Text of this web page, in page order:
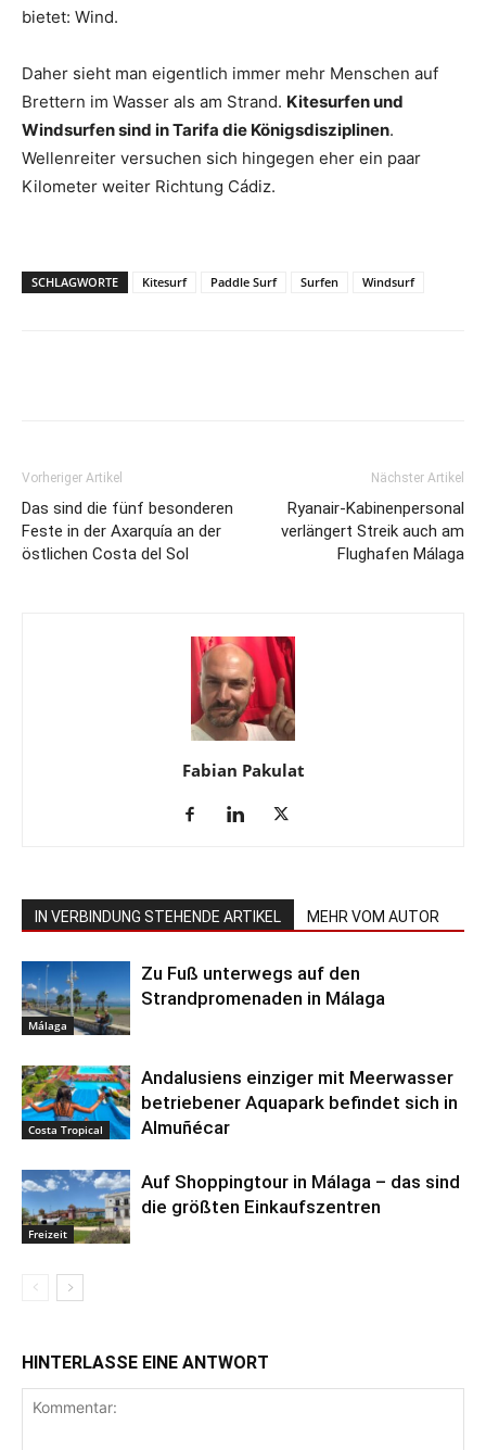
bietet: Wind.
Daher sieht man eigentlich immer mehr Menschen auf
Brettern im Wasser als am Strand. Kitesurfen und
Windsurfen sind in Tarifa die Königsdisziplinen.
Wellenreiter versuchen sich hingegen eher ein paar
Kilometer weiter Richtung Cádiz.
SCHLAGWORTE Kitesurf Paddle Surf Surfen Windsurf
Vorheriger Artikel
Das sind die fünf besonderen
Feste in der Axarquía an der
östlichen Costa del Sol
Nächster Artikel
Ryanair-Kabinenpersonal
verlängert Streik auch am
Flughafen Málaga
Fabian Pakulat
IN VERBINDUNG STEHENDE ARTIKEL MEHR VOM AUTOR
Málaga
Zu Fuß unterwegs auf den
Strandpromenaden in Málaga
Costa Tropical
Andalusiens einziger mit Meerwasser
betriebener Aquapark befindet sich in
Almuñécar
Freizeit
Auf Shoppingtour in Málaga – das sind
die größten Einkaufszentren
HINTERLASSE EINE ANTWORT